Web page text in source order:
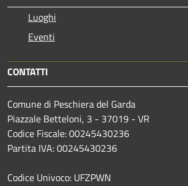
Luoghi
Eventi
CONTATTI
Comune di Peschiera del Garda
Piazzale Betteloni, 3 - 37019 - VR
Codice Fiscale: 00245430236
Partita IVA: 00245430236
Codice Univoco: UFZPWN